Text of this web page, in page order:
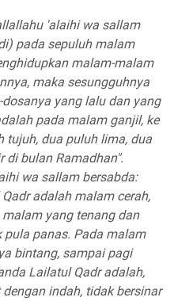
'alaihi wa sallam
pada sepuluh malam
malam-malam
maka sesungguhnya
yang lalu dan yang
pada malam ganjil, ke
tujuh, dua puluh lima, dua
di bulan Ramadhan".
wa sallam bersabda:
adalah malam cerah,
yang tenang dan
panas. Pada malam
bintang, sampai pagi
Lailatul Qadr adalah,
indah, tidak bersinar